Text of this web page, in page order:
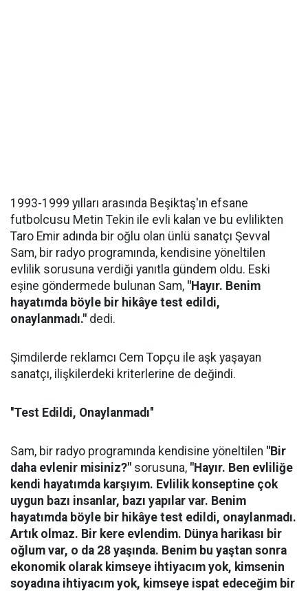
1993-1999 yılları arasında Beşiktaş'ın efsane
futbolcusu Metin Tekin ile evli kalan ve bu evlilikten
Taro Emir adında bir oğlu olan ünlü sanatçı Şevval
Sam, bir radyo programında, kendisine yöneltilen
evlilik sorusuna verdiği yanıtla gündem oldu. Eski
eşine göndermede bulunan Sam, "Hayır. Benim
hayatımda böyle bir hikâye test edildi,
onaylanmadı." dedi.
Şimdilerde reklamcı Cem Topçu ile aşk yaşayan
sanatçı, ilişkilerdeki kriterlerine de değindi.
''Test Edildi, Onaylanmadı''
Sam, bir radyo programında kendisine yöneltilen "Bir
daha evlenir misiniz?" sorusuna, "Hayır. Ben evliliğe
kendi hayatımda karşıyım. Evlilik konseptine çok
uygun bazı insanlar, bazı yapılar var. Benim
hayatımda böyle bir hikâye test edildi, onaylanmadı.
Artık olmaz. Bir kere evlendim. Dünya harikası bir
oğlum var, o da 28 yaşında. Benim bu yaştan sonra
ekonomik olarak kimseye ihtiyacım yok, kimsenin
soyadına ihtiyacım yok, kimseye ispat edeceğim bir